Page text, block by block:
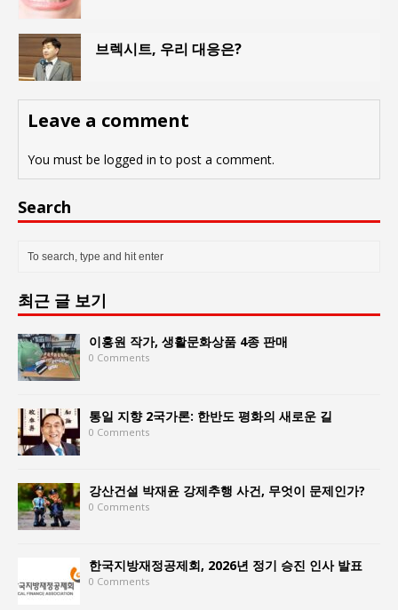
브렉시트, 우리 대응은?
Leave a comment
You must be logged in to post a comment.
Search
최근 글 보기
이홍원 작가, 생활문화상품 4종 판매
0 Comments
통일 지향 2국가론: 한반도 평화의 새로운 길
0 Comments
강산건설 박재윤 강제추행 사건, 무엇이 문제인가?
0 Comments
한국지방재정공제회, 2026년 정기 승진 인사 발표
0 Comments